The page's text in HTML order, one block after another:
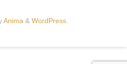
Anima & WordPress.